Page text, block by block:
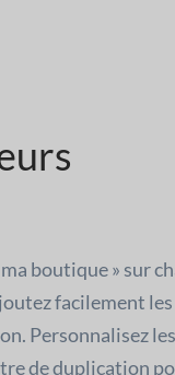
boutique » sur
facilement
Personnalisez
de duplication